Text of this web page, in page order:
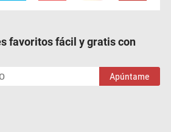
favoritos fácil y gratis con
Apúntame